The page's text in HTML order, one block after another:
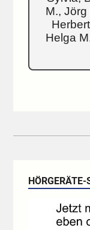
M.,
Helga
HÖRGERÄTE-